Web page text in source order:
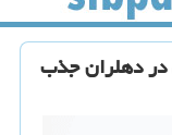
در دهلران جذب